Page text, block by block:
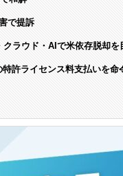
で提訴
ラウド・AIで米依存脱却を
許ライセンス料支払いを命